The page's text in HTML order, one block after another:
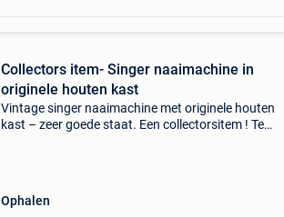
Collectors item- Singer naaimachine in
originele houten kast
Vintage singer naaimachine met originele houten
kast – zeer goede staat. Een collectorsitem ! Te
Ophalen